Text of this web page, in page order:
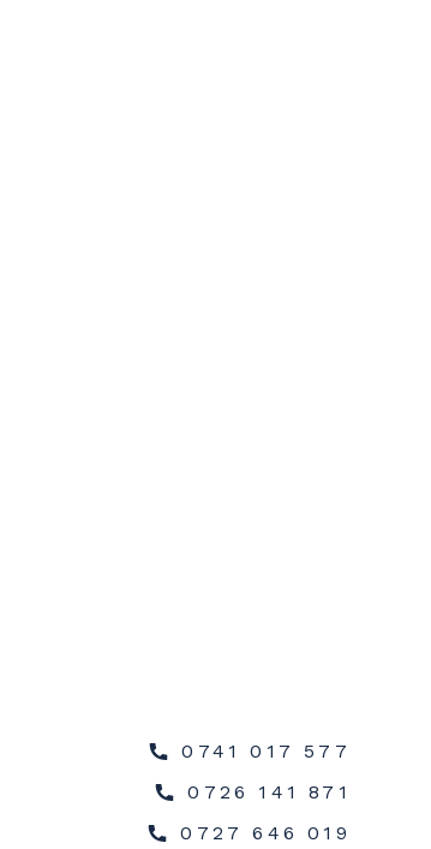
0741 017 577
0726 141 871
0727 646 019